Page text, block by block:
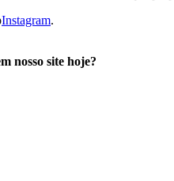
Instagram.
nosso site hoje?